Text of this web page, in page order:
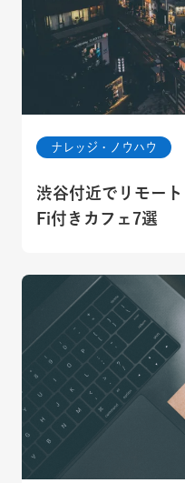
ナレッジ・ノウハウ
渋谷付近でリモー
Fi付きカフェ7選